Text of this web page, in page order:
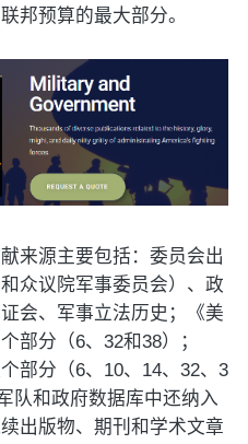
邦预算的最大部分。
来源主要包括：委员会出
众议院军事委员会）、政
会、军事立法历史；《美
部分（6、32和38）；
部分（6、10、14、32、3
队和政府数据库中还纳入
出版物、期刊和学术文章